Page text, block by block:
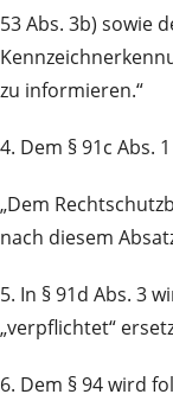
53 Abs. 3b) sowie
zu informieren.“
4. Dem § 91c Abs.
„Dem
nach diesem
5. In § 91d Abs. 3
„verpflichtet“
6. Dem § 94 wird